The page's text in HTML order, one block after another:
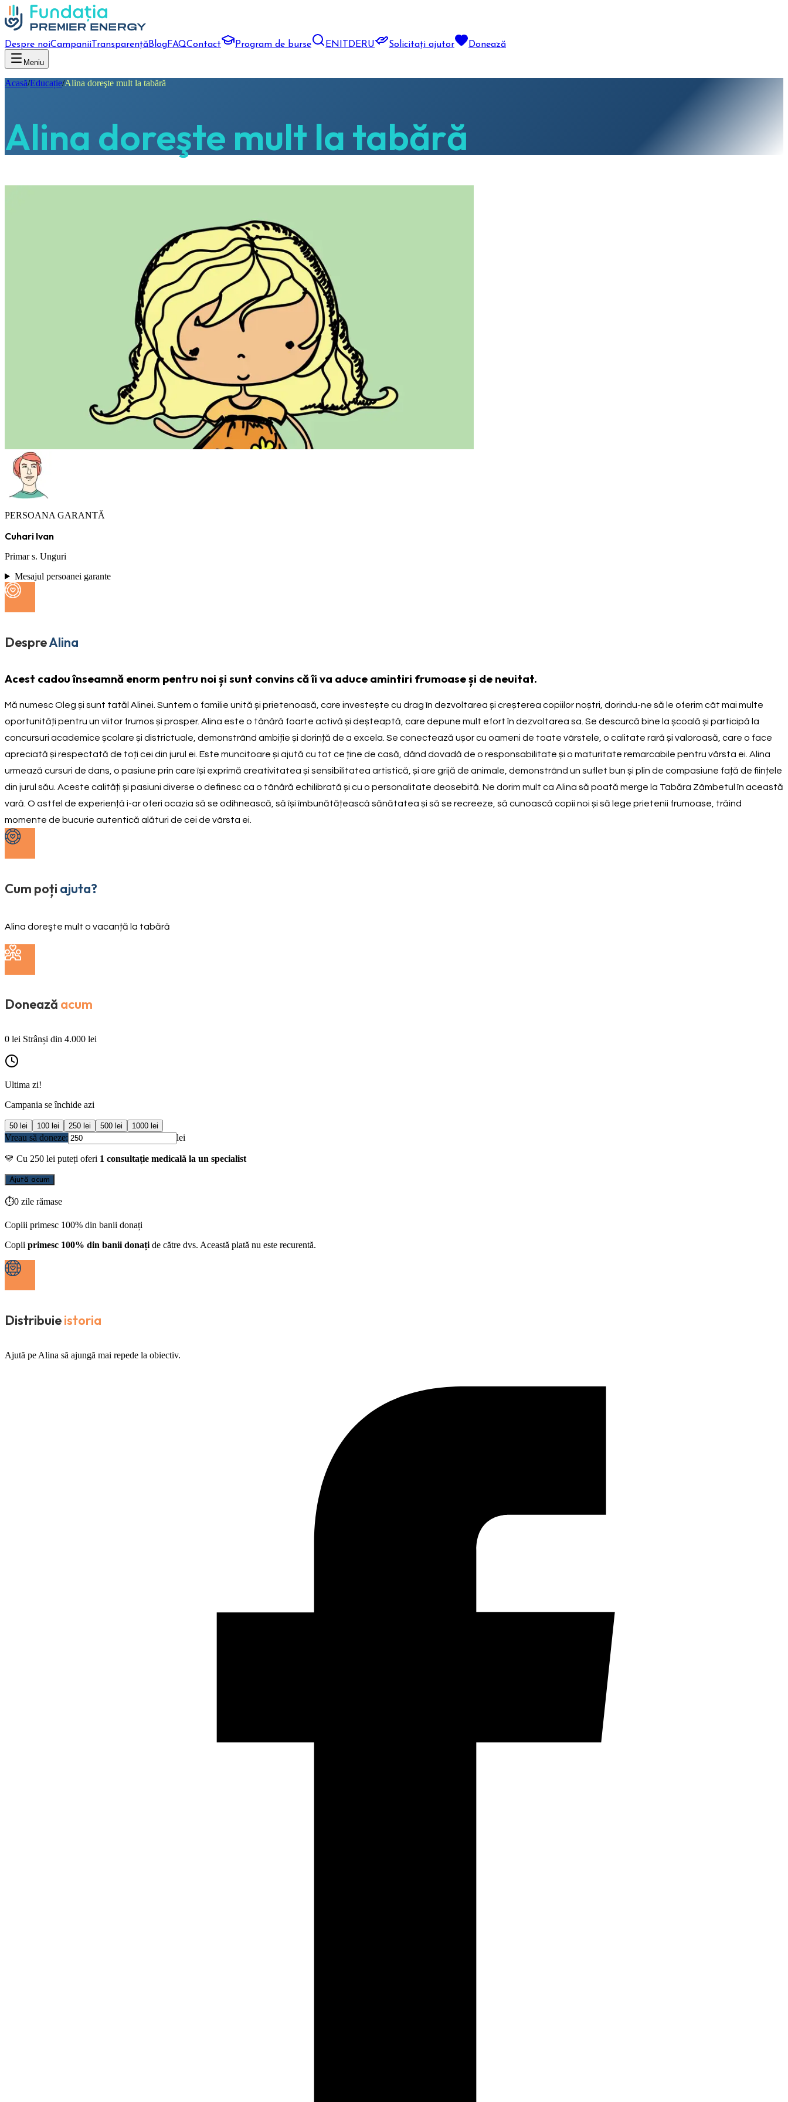
Despre noiCampanii TransparențăBlogFAQContact Program de burse EN DERU Solicitați ajutor Donează
Meniu
Acasă/Educație/Alina doreşte mult la tabără
Alina doreşte mult la tabără
PERSOANA GARANTĂ
Cuhari Ivan
Primar s. Unguri
Mesajul persoanei garante
DespreAlina
Acest cadou înseamnă enorm pentru noi și sunt convins că îi va aduce amintiri frumoase și de neuitat.
Mă numesc Oleg și sunt tatăl Alinei. Suntem o familie unită și prietenoasă, care investește cu drag în dezvoltarea și creșterea copiilor noștri, dorindu-ne să le oferim cât mai multe
oportunități pentru un viitor frumos și prosper. Alina este o tânără foarte activă și deșteaptă, care depune mult efort în dezvoltarea sa. Se descurcă bine la școală și participă la
concursuri academice școlare și districtuale, demonstrând ambiție și dorință de a excela. Se conectează ușor cu oameni de toate vârstele, o calitate rară și valoroasă, care o face
apreciată și respectată de toți cei din jurul ei. Este muncitoare și ajută cu tot ce ține de casă, dând dovadă de o responsabilitate și o maturitate remarcabile pentru vârsta ei. Alina
urmează cursuri de dans, o pasiune prin care își exprimă creativitatea și sensibilitatea artistică, și are grijă de animale, demonstrând un suflet bun și plin de compasiune față de ființele
din jurul său. Aceste calități și pasiuni diverse o definesc ca o tânără echilibrată și cu o personalitate deosebită. Ne dorim mult ca Alina să poată merge la Tabăra Zâmbetul în această
vară. O astfel de experiență i-ar oferi ocazia să se odihnească, să își îmbunătățească sănătatea și să se recreeze, să cunoască copii noi și să lege prietenii frumoase, trăind
momente de bucurie autentică alături de cei de vârsta ei.
Cum poți ajuta?
Alina doreşte mult o vacanță la tabără
Donează acum
0 lei Strânși din 4.000 lei
Ultima zi!
Campania se închide azi
50 lei 100 lei 250 lei 500 lei 1000 lei
Vreau să doneze: lei
💛 Cu 250 lei puteți oferi 1 consultație medicală la un specialist
Ajută acum
⏱0 zile rămase
Copiii primesc 100% din banii donați
Copii primesc 100% din banii donați de către dvs. Această plată nu este recurentă.
Distribuieistoria
Ajută pe Alina să ajungă mai repede la obiectiv.